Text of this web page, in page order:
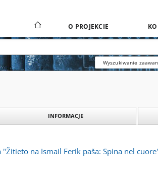
O PROJEKCIE
Wyszukiwanie
INFORMACJE
na Ismail Ferik paša: Spina nel